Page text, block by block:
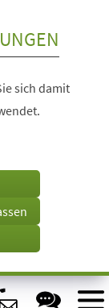
sich damit